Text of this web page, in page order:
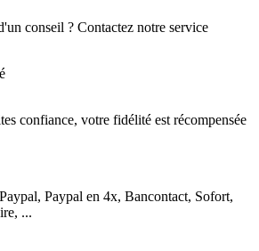
conseil ? Contactez notre service
confiance, votre fidélité est récompensée
Paypal en 4x, Bancontact, Sofort,
...